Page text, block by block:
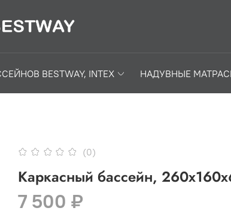
BESTWAY, INTEX НАДУВНЫЕ
(0)
Каркасный бассейн,
7 500 ₽